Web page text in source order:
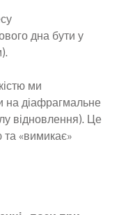
дна бути у
ми
на діафрагмальне
відновлення). Це
та «вимикає»